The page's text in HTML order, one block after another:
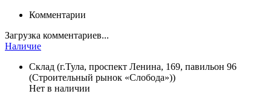
Комментарии
Загрузка комментариев...
Наличие
Склад (г.Тула, проспект Ленина, 169, павильон 96
(Строительный рынок «Слобода»))
Нет в наличии